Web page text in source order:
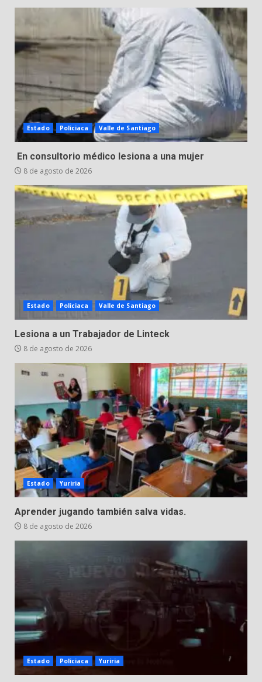
3
Aprender jugando también salva
vidas.
8 de agosto de 2026
4
Incendio en taller mecánico de
Puerto de Águila:
7 de agosto de 2026
5
Inauguran la Galería Historia y
Arte en Cartonería
Valle de Santiago refuerza
seguridad con nuevas unidades
7 de agosto de 2026
7
Los Pastores: tradición que
resiste al paso del tiempo
6 de agosto de 2026
Estado Policiaca Valle de Santiago
En consultorio médico lesiona a una mujer
8 de agosto de 2026
Estado Policiaca Valle de Santiago
Lesiona a un Trabajador de Linteck
8 de agosto de 2026
Estado Yuriria
Aprender jugando también salva vidas.
8 de agosto de 2026
Estado Policiaca Yuriria